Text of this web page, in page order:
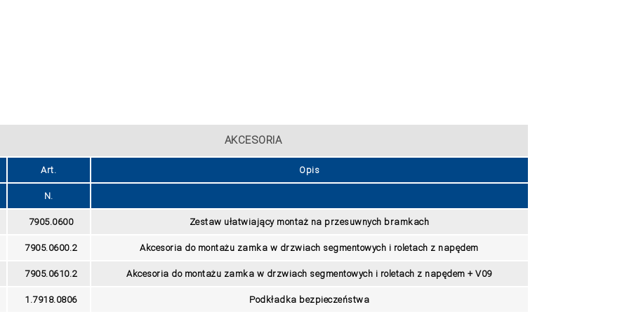
AKCESORIA
Art. Opis
N.
7905.0600 Zestaw ułatwiający montaż na przesuwnych bramkach
7905.0600.2 Akcesoria do montażu zamka w drzwiach segmentowych i roletach z napędem
7905.0610.2 Akcesoria do montażu zamka w drzwiach segmentowych i roletach z napędem + V09
1.7918.0806 Podkładka bezpieczeństwa